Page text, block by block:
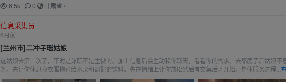
6.5k 0 甘肃省/
信息采集员
6月前
[兰州市]二冲子瑶姑娘
这姑娘去第二次了，平时是兼职不是主做的。加上信息后会主动和你聊天，看看你的需求。去都房子后姑娘不
务，先让你休息换衣服拖鞋给水果和调配的饮料。先在情绪上让你放松然后有交集后才开始。整体服务过程...